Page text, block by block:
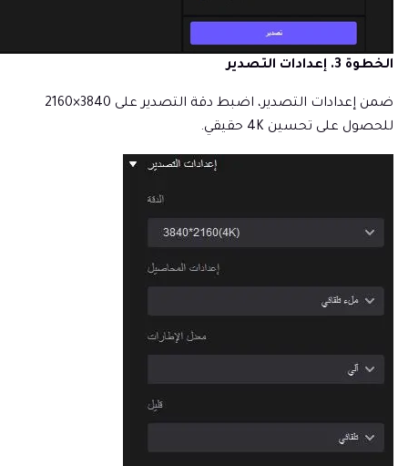
الخطوة 3. إعدادات التصدير
ضمن إعدادات التصدير، اضبط دقة التصدير على 3840×2160
للحصول على تحسين 4K حقيقي.